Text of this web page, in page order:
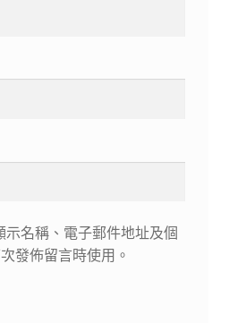
示名稱、電子郵件地址及個
發佈留言時使用。